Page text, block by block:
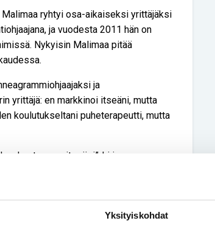
Yksityiskohdat
ryhtyi osa-aikaiseksi yrittäjäksi
ja vuodesta 2011 hän on
Nykyisin Malimaa pitää
ja
yrittäjä: en markkinoi itseäni, mutta
koulutukseltani puheterapeutti, mutta
rakastamaan itseäsi”-kirjan
ja henkisin. Pääsen tässä